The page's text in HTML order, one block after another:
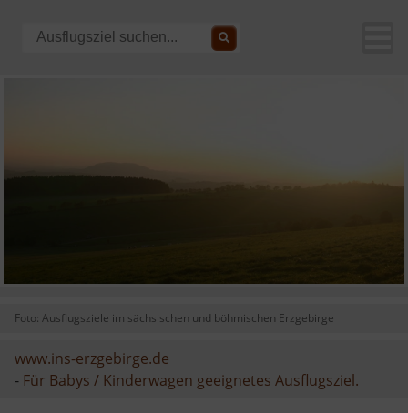
Foto: Ausflugsziele im sächsischen und böhmischen Erzgebirge
www.ins-erzgebirge.de
- Für Babys / Kinderwagen geeignetes Ausflugsziel.